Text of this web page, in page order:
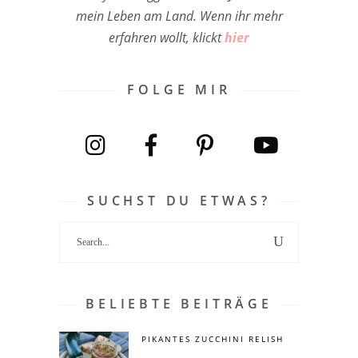
mein Leben am Land. Wenn ihr mehr
erfahren wollt, klickthier
FOLGE MIR
SUCHST DU ETWAS?
BELIEBTE BEITRÄGE
PIKANTES ZUCCHINI RELISH